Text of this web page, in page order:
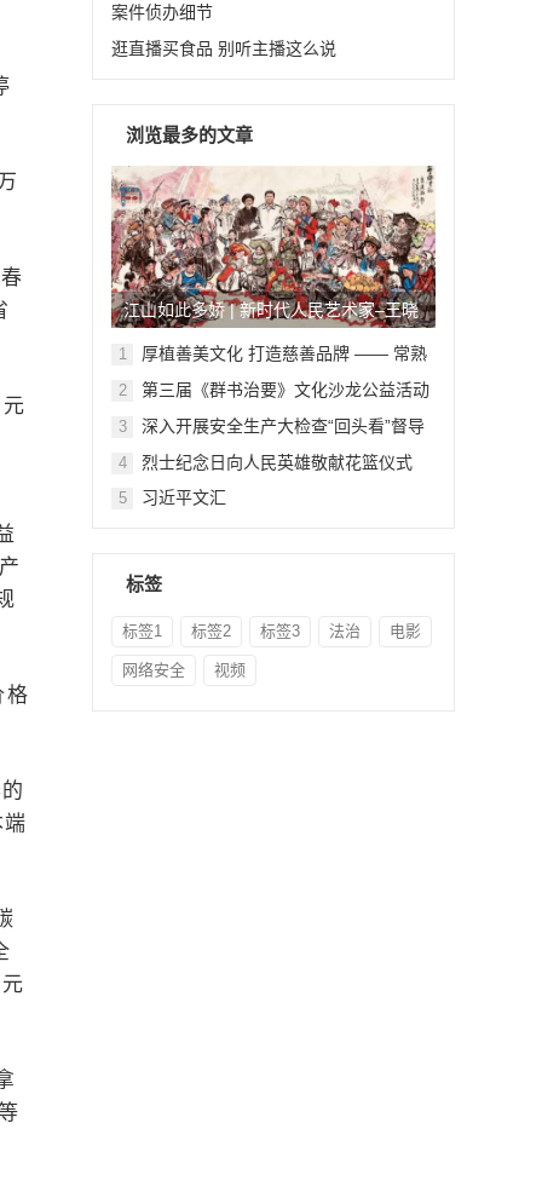
格
案件侦办细节
逛直播买食品 别听主播这么说
浏览最多的文章
江山如此多娇 | 新时代人民艺术家–王晓
鹏
1
厚植善美文化 打造慈善品牌 —— 常熟
举行六个慈善文化教育基地授牌仪式
2
第三届《群书治要》文化沙龙公益活动
在北京顺利举行
3
深入开展安全生产大检查“回头看”督导
检查
4 烈士纪念日向人民英雄敬献花篮仪式
5 习近平文汇
标签
标签1 标签2 标签3 法治 电影
网络安全 视频